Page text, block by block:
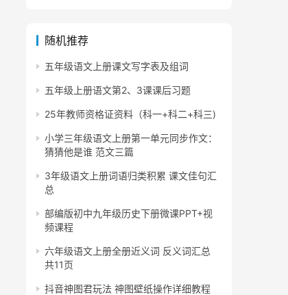
随机推荐
五年级语文上册课文写字表及组词
五年级上册语文第2、3课课后习题
25年教师资格证资料（科一+科二+科三)
小学三年级语文上册第一单元同步作文：
猜猜他是谁 范文三篇
3年级语文上册词语归类积累 课文佳句汇
总
部编版初中九年级历史下册微课PPT+视
频课程
六年级语文上册全册近义词 反义词汇总
共11页
抖音神图君玩法 神图壁纸操作详细教程